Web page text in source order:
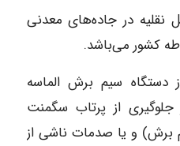
نقلیه در جاده‌های معدنی
کشور می‌باشد.
از دستگاه سیم برش الماسه
جلوگیری از پرتاب سگمنت
برش) و یا صدمات ناشی از